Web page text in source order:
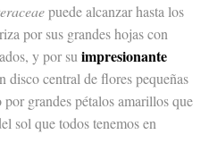
puede alcanzar hasta los
por sus grandes hojas con
y por su impresionante
disco central de flores pequeñas
grandes pétalos amarillos que
sol que todos tenemos en